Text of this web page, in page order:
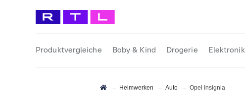
Produktvergleiche Baby & Kind Drogerie Elektronik
Heimwerken Auto Opel Insignia